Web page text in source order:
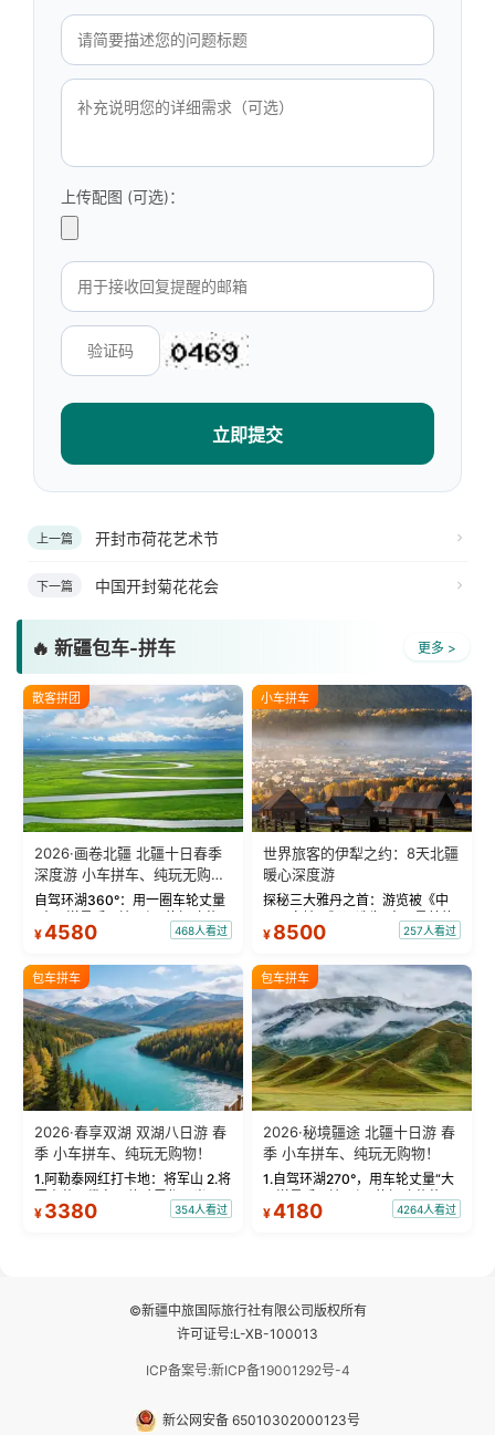
上传配图 (可选)：
立即提交
上一篇 开封市荷花艺术节
下一篇 中国开封菊花花会
🔥 新疆包车-拼车 更多 >
散客拼团
2026·画卷北疆 北疆十日春季
深度游 小车拼车、纯玩无购
物！
自驾环湖360°：用一圈车轮丈量
“大西洋最后一滴眼泪”的极致蔚
蓝。 赛湖旅拍：甄选多款风格服
绝美瞬间。 赛湖坦克300跟车视
频：专业摄影师...
¥4580 468人看过
小车拼车
世界旅客的伊犁之约：8天北疆
暖心深度游
探秘三大雅丹之首：游览被《中
国国家地理》评选为“中国最美的
三大雅丹”第一名的克拉玛依魔鬼
瓦人最大村落——禾木村，欣赏
晨雾与小木...
¥ 8500 257人看过
包车拼车
2026·春享双湖 双湖八日游 春
季 小车拼车、纯玩无购物！
1.阿勒泰网红打卡地：将军山 2.将
军山落日缆车，体验雪都风光 3.
将军山，夕阳派对，蹦迪party 4.
¥ 3380 354人看过
包车拼车
2026·秘境疆途 北疆十日游 春
季 小车拼车、纯玩无购物！
1.自驾环湖270°，用车轮丈量“大
西洋最后一滴眼泪”的极致蔚蓝，
让雪山、花海与深邃湖水在转弯
¥4180 4264人看过
©新疆中旅国际旅行社有限公司版权所有
许可证号:L-XB-100013
ICP备案号:新ICP备19001292号-4
新公网安备 65010302000123号